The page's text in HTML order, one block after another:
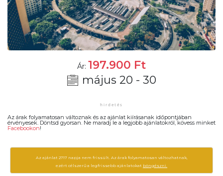
Ár: 197.900 Ft
május 20 - 30
Az árak folyamatosan változnak és az ajánlat kiírásanak időpontjában
érvényesek. Döntsd gyorsan. Ne maradj le a legjobb ajánlatokról, kövess minket
Facebookon!
Az ajánlat 2717 napja nem frissült. Az árak folyamatosan változhatnak,
ezért célszerű a legfrissebb ajánlatokat böngészni.